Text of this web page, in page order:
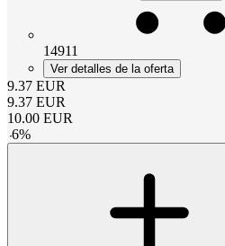
14911
Ver detalles de la oferta
9.37 EUR
9.37 EUR
10.00 EUR
-6%